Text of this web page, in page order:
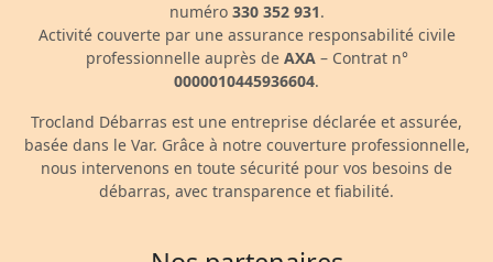
numéro 330 352 931.
Activité couverte par une assurance responsabilité civile
professionnelle auprès de AXA– Contrat n°
0000010445936604.
Trocland Débarras est une entreprise déclarée et assurée,
basée dans le Var. Grâce à notre couverture professionnelle,
nous intervenons en toute sécurité pour vos besoins de
débarras, avec transparence et fiabilité.